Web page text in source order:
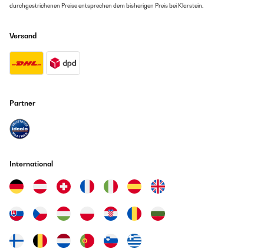
durchgestrichenen Preise entsprechen dem bisherigen Preis bei Klarstein.
Versand
Partner
International